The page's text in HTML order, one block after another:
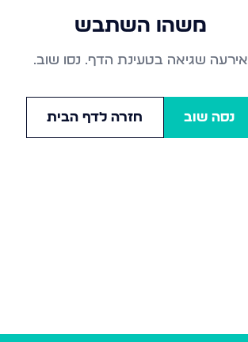
משהו השתבש
אירעה שגיאה בטעינת הדף. נסו שוב.
נסה שוב חזרה לדף הבית